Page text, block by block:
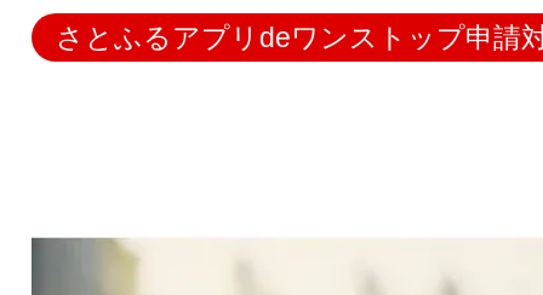
さとふるアプリdeワンストップ申請